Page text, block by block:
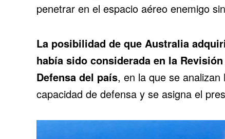
penetrar en el espacio aéreo enemigo
La posibilidad de que Australia
había sido considerada en la
Defensa del país, en la que se analizan
capacidad de defensa y se asigna el